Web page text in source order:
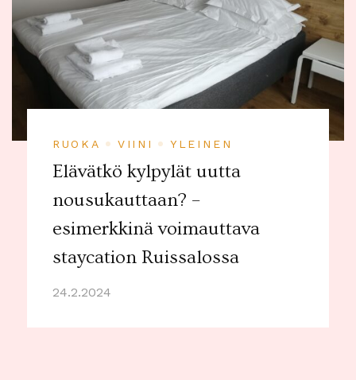
RUOKA VIINI YLEINEN
Elävätkö kylpylät uutta
nousukauttaan? –
esimerkkinä voimauttava
staycation Ruissalossa
24.2.2024